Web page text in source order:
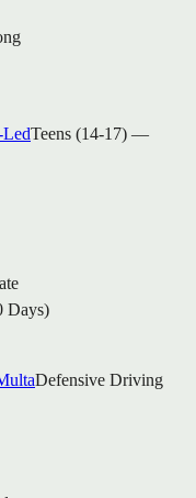
LedTeens (14-17) —
Days)
Defensive Driving